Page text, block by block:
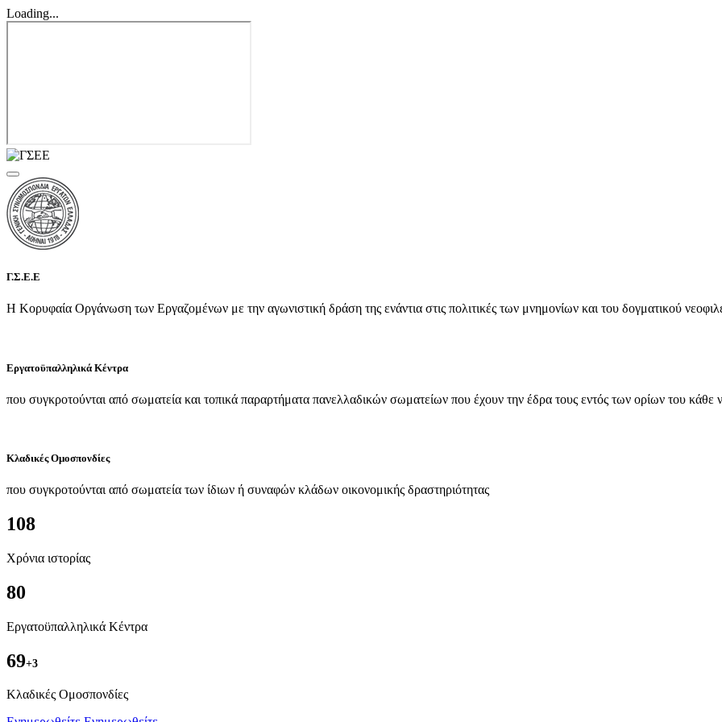
Loading...
Γ.Σ.Ε.Ε
Η Κορυφαία Οργάνωση των Εργαζομένων με την αγωνιστική δράση της ενάντια στις πολιτικές των μνημονίων και του δογματικού
Εργατοϋπαλληλικά Κέντρα
που συγκροτούνται από σωματεία και τοπικά παραρτήματα πανελλαδικών σωματείων που έχουν την έδρα τους εντός των ορίων του κάθε
Κλαδικές Ομοσπονδίες
που συγκροτούνται από σωματεία των ίδιων ή συναφών κλάδων οικονομικής δραστηριότητας
108
Χρόνια ιστορίας
80
Εργατοϋπαλληλικά Κέντρα
69+3
Kλαδικές Ομοσπονδίες